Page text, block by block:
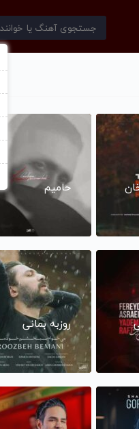
حامیم
روزبه بمانی